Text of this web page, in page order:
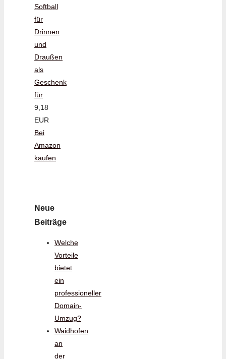
Softball
für
Drinnen
und
Draußen
als
Geschenk
für
9,18
EUR
Bei
Amazon
kaufen
Neue
Beiträge
Welche
Vorteile
bietet
ein
professioneller
Domain-
Umzug?
Waidhofen
an
der